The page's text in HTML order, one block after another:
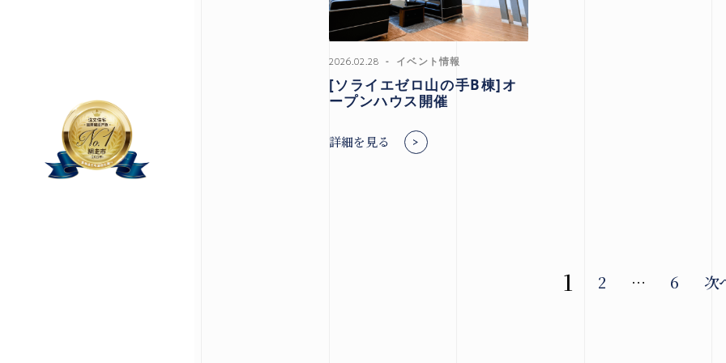
2026.02.28 イベント情報
[ソライエゼロ山の手B棟]オ
ープンハウス開催
詳細を見る
投
1 2 … 6 次